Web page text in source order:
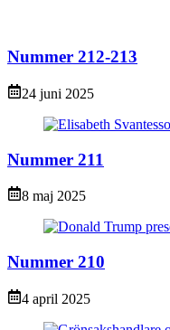
Nummer 212-213
24 juni 2025
Nummer 211
8 maj 2025
Nummer 210
4 april 2025